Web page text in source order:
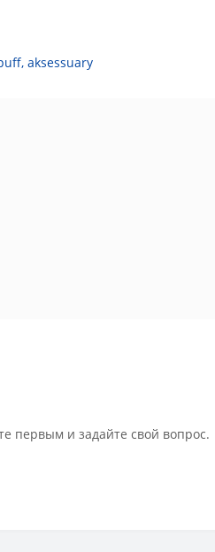
, aksessuary
первым и задайте свой вопрос.